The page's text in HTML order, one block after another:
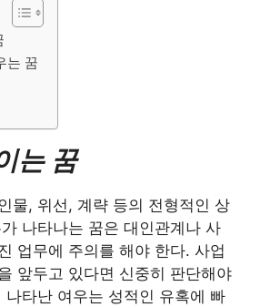
는 꿈
는 꿈
물, 위선, 계략 등의 전형적인 상
나타나는 꿈은 대인관계나 사
업무에 주의를 해야 한다. 사업
앞두고 있다면 신중히 판단해야
나타난 여우는 성적인 유혹에 빠